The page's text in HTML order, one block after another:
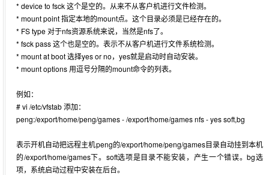
* device to fsck 这个是空的。从来不从客户机进行文件检测。
* mount point 指定本地的mount点。这个目录必须是已经存在的。
* FS type 对于nfs资源系统来说，当然是nfs了。
* fsck pass 这个也是空的。表示不从客户机进行文件系统检测。
* mount at boot 选择yes or no，yes就是启动时自动安装。
* mount options 用逗号分隔的mount命令的列表。
例如：
# vi /etc/vfstab 添加：
peng:/export/home/peng/games - /export/home/games nfs - yes soft,bg
表示开机自动把远程主机peng的/export/home/peng/games目录自动挂到本机
的/export/home/games下。soft选项是目录不能安装，产生一个错误。bg选
项，系统启动过程中安装在后台。